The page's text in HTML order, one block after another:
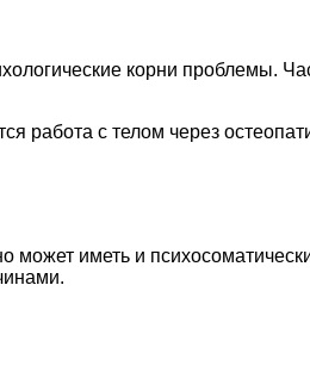
корни проблемы.
работа с телом через
иметь и